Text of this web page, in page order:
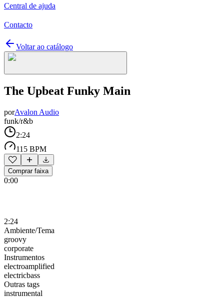
Central de ajuda
Contacto
Voltar ao catálogo
The Upbeat Funky Main
porAvalon Audio
funk/r&b
2:24
115 BPM
Comprar faixa
0:00
2:24
Ambiente/Tema
groovy
corporate
Instrumentos
electroamplified
electricbass
Outras tags
instrumental